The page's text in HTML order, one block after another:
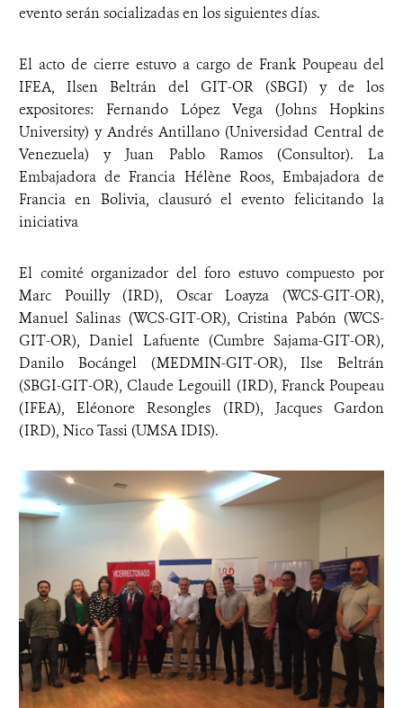
evento serán socializadas en los siguientes días.
El acto de cierre estuvo a cargo de Frank Poupeau del
IFEA, Ilsen Beltrán del GIT-OR (SBGI) y de los
expositores: Fernando López Vega (Johns Hopkins
University) y Andrés Antillano (Universidad Central de
Venezuela) y Juan Pablo Ramos (Consultor). La
Embajadora de Francia Hélène Roos, Embajadora de
Francia en Bolivia, clausuró el evento felicitando la
iniciativa
El comité organizador del foro estuvo compuesto por
Marc Pouilly (IRD), Oscar Loayza (WCS-GIT-OR),
Manuel Salinas (WCS-GIT-OR), Cristina Pabón (WCS-
GIT-OR), Daniel Lafuente (Cumbre Sajama-GIT-OR),
Danilo Bocángel (MEDMIN-GIT-OR), Ilse Beltrán
(SBGI-GIT-OR), Claude Legouill (IRD), Franck Poupeau
(IFEA), Eléonore Resongles (IRD), Jacques Gardon
(IRD), Nico Tassi (UMSA IDIS).